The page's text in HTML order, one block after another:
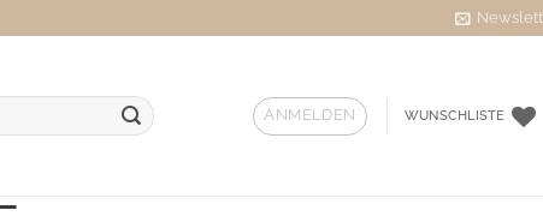
ANMELDEN WUNSCHLISTE